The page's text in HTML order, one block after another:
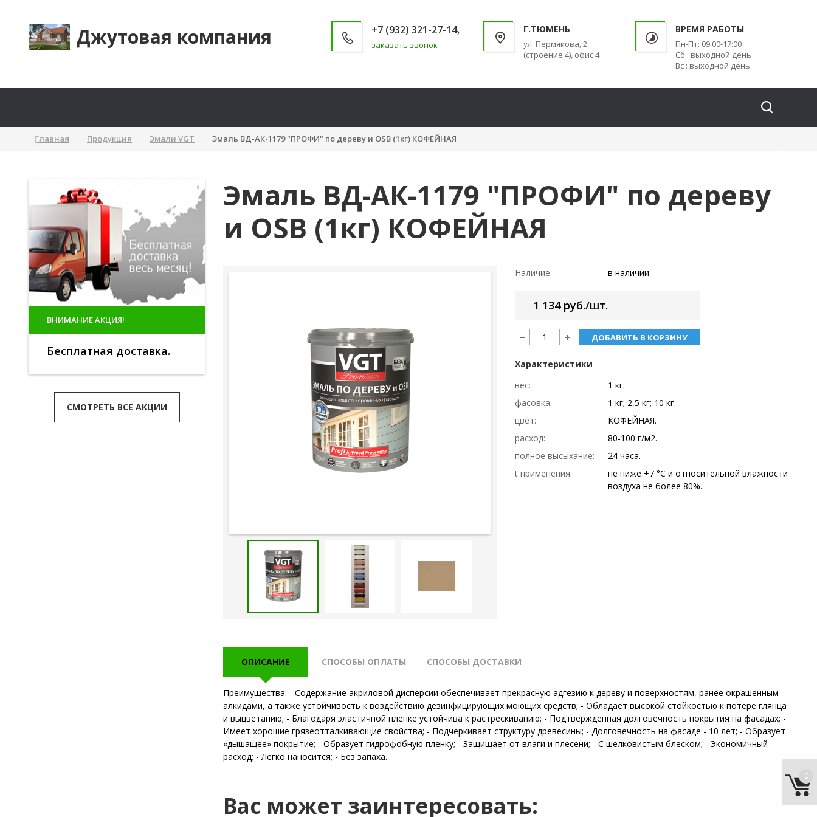
Джутовая компания +7 (932) 321-27-14,
заказать звонок
Г.ТЮМЕНЬ
ул. Пермякова, 2
(строение 4), офис 4
ВРЕМЯ РАБОТЫ
Пн-Пт: 09:00-17:00
Сб : выходной день
Вс : выходной день
Главная Продукция Эмали VGT Эмаль ВД-АК-1179 "ПРОФИ" по дереву и OSB (1кг) КОФЕЙНАЯ
ВНИМАНИЕ АКЦИЯ!
Бесплатная доставка.
СМОТРЕТЬ ВСЕ АКЦИИ
Эмаль ВД-АК-1179 "ПРОФИ" по дереву
и OSB (1кг) КОФЕЙНАЯ
Наличие в наличии
1 134 руб./шт.
ДОБАВИТЬ В КОРЗИНУ
Характеристики
вес:
1 кг.
фасовка:
1 кг; 2,5 кг; 10 кг.
цвет:
КОФЕЙНАЯ.
расход:
80-100 г/м2.
полное высыхание:
24 часа.
t применения:
не ниже +7 °С и относительной влажности
воздуха не более 80%.
ОПИСАНИЕ СПОСОБЫ ОПЛАТЫ СПОСОБЫ ДОСТАВКИ
Преимущества: - Содержание акриловой дисперсии обеспечивает прекрасную адгезию к дереву и поверхностям, ранее окрашенным
алкидами, а также устойчивость к воздействию дезинфицирующих моющих средств; - Обладает высокой стойкостью к потере глянца
и выцветанию; - Благодаря эластичной пленке устойчива к растрескиванию; - Подтвержденная долговечность покрытия на фасадах; -
Имеет хорошие грязеотталкивающие свойства; - Подчеркивает структуру древесины; - Долговечность на фасаде - 10 лет; - Образует
«дышащее» покрытие; - Образует гидрофобную пленку; - Защищает от влаги и плесени; - С шелковистым блеском; - Экономичный
расход; - Легко наносится; - Без запаха.
Вас может заинтересовать:
0